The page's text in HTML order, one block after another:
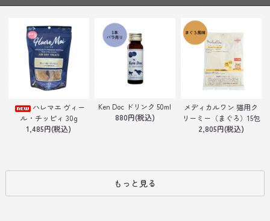
ハレマエ ヴィー
ル・チッピィ 30g
1,485円(税込)
Ken Doc ドリンク 50ml
880円(税込)
メディカルワン 猫用ク
リーミー（まぐろ）15包
2,805円(税込)
もっと見る